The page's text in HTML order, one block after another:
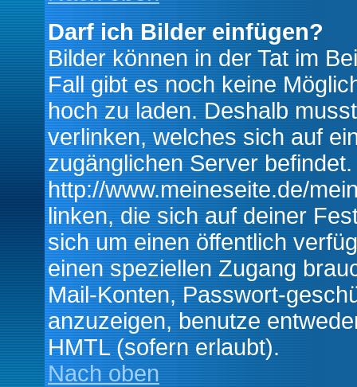
Darf ich Bilder einfügen?
Bilder können in der Tat im
Fall gibt es noch keine
hoch zu laden. Deshalb
verlinken, welches sich auf
zugänglichen Server
http://www.meineseite.de/
linken, die sich auf deiner
sich um einen öffentlich
einen speziellen Zugang
Mail-Konten, Passwort-
anzuzeigen, benutze
HMTL (sofern erlaubt).
Nach oben